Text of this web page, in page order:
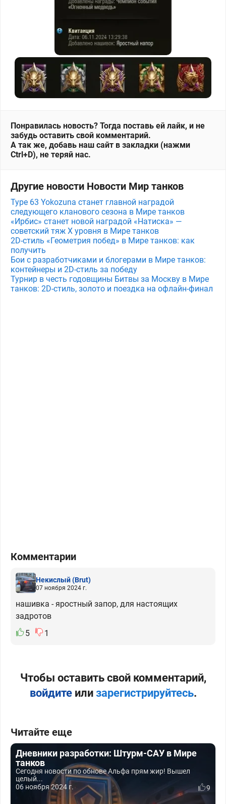
Понравилась новость? Тогда поставь ей лайк, и не
забудь оставить свой комментарий.
А так же, добавь наш сайт в закладки (нажми
Ctrl+D), не теряй нас.
Другие новости Новости Мир танков
Type 63 Yokozuna станет главной наградой
следующего кланового сезона в Мире танков
«Ирбис» станет новой наградой «Натиска» —
советский тяж X уровня в Мире танков
2D-стиль «Геометрия побед» в Мире танков: как
получить
Бои с разработчиками и блогерами в Мире танков:
контейнеры и 2D-стиль за победу
Турнир в честь годовщины Битвы за Москву в Мире
танков: 2D-стиль, золото и поездка на офлайн-финал
Комментарии
Некислый(Brut)
07 ноября 2024 г.
нашивка - яростный запор, для настоящих
задротов
5
1
Чтобы оставить свой комментарий,
войдитеили зарегистрируйтесь.
Читайте еще
Дневники разработки: Штурм-САУ в Мире
танков
Сегодня новости по обнове Альфа прям жир! Вышел
целый...
06 ноября 2024 г.
9